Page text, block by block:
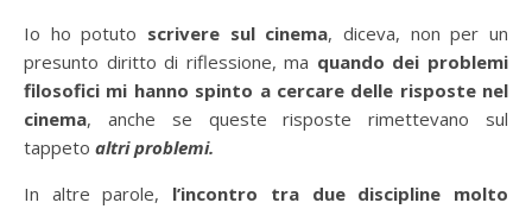
Io ho potuto scrivere sul cinema, diceva, non per un
presunto diritto di riflessione, ma quando dei problemi
filosofici mi hanno spinto a cercare delle risposte nel
cinema, anche se queste risposte rimettevano sul
tappeto altri problemi.
In altre parole, l’incontro tra due discipline molto